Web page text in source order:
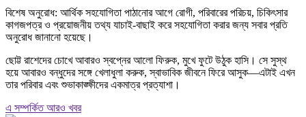
বিশেষ অনুরোধ: আর্থিক সহযোগিতা পাঠানোর আগে রোগী, পরিবারের পরিচয়, চিকিৎসার
কাগজপত্র ও প্রয়োজনীয় তথ্য যাচাই-বাছাই করে সহযোগিতা করার জন্য সবার প্রতি
অনুরোধ জানানো হয়েছে।
ছোট্ট রাশেদের চোখে আবারও স্বপ্নের আলো ফিরুক, মুখে ফুটে উঠুক হাসি। সে সুস্থ
হয়ে আবারও বন্ধুদের সঙ্গে খেলাধুলা করুক, স্বাভাবিক জীবনে ফিরে আসুক—এটাই এখন
তার পরিবার এবং শুভাকাঙ্ক্ষীদের একমাত্র প্রত্যাশা।
এ সম্পর্কিত আরও খবর